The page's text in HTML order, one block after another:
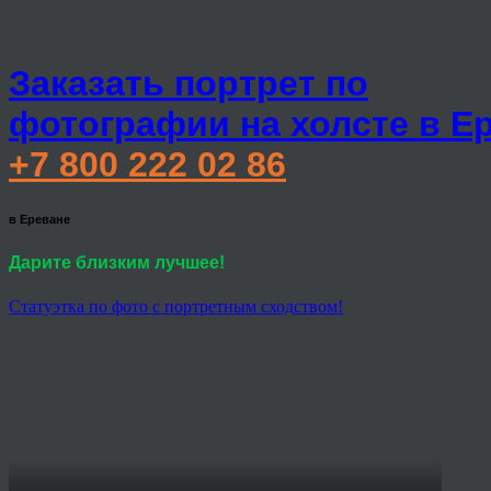
Заказать портрет по
фотографии на холсте в
+7 800 222 02 86
в Ереване
Дарите близким лучшее!
Статуэтка по фото с портретным сходством!